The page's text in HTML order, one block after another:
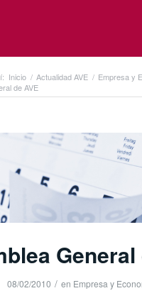
Inicio / Actualidad AVE / Empresa y
de AVE
General
08/02/2010 / en Empresa y